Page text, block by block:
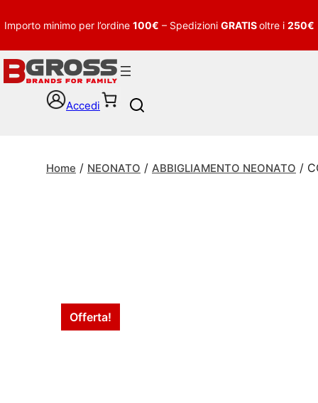
Importo minimo per l’ordine 100€ – Spedizioni GRATISoltre i 250€
Accedi
c
Home / NEONATO / ABBIGLIAMENTO NEONATO /
Offerta!